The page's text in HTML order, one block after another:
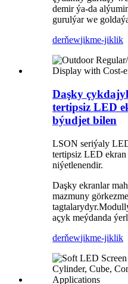
demir ýa-da
gurulýar we
derňewjikme-jiklik
Daşky
tertipsiz LED
býudjet bilen
LSON seriýaly
tertipsiz LED
niýetlenendir.
Daşky ekranlar
mazmuny
açyk meýdanda
derňewjikme-jiklik